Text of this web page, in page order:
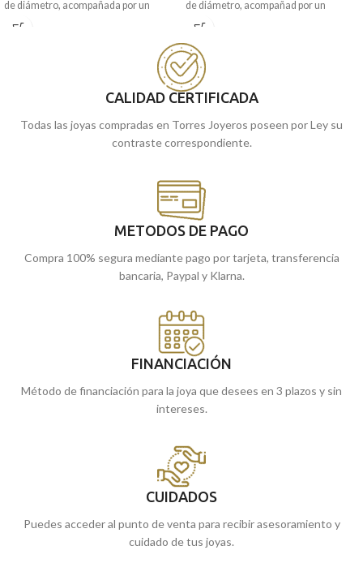
de diámetro, acompañada por un
precioso y elegante cerco que recoge a
en nuestras tiendas de
online y te la
de diámetro, acompañad por un
precioso y elegante cerco que recoge a
Recógela
Málaga
llevamos a casa.
CALIDAD CERTIFICADA
Todas las joyas compradas en Torres Joyeros poseen por Ley su
contraste correspondiente.
METODOS DE PAGO
Compra 100% segura mediante pago por tarjeta, transferencia
bancaria, Paypal y Klarna.
FINANCIACIÓN
Método de financiación para la joya que desees en 3 plazos y sin
intereses.
CUIDADOS
Puedes acceder al punto de venta para recibir asesoramiento y
cuidado de tus joyas.